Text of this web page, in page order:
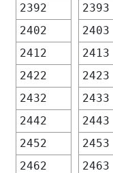
2392
2393
2402
2403
2412
2413
2422
2423
2432
2433
2442
2443
2452
2453
2462
2463